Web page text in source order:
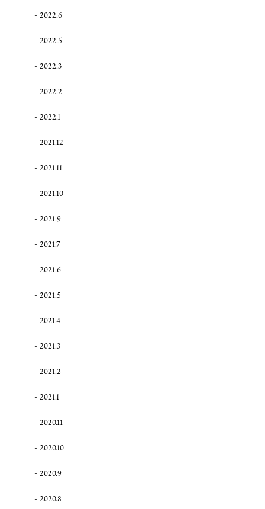
2022.6
2022.5
2022.3
2022.2
2022.1
2021.12
2021.11
2021.10
2021.9
2021.7
2021.6
2021.5
2021.4
2021.3
2021.2
2021.1
2020.11
2020.10
2020.9
2020.8